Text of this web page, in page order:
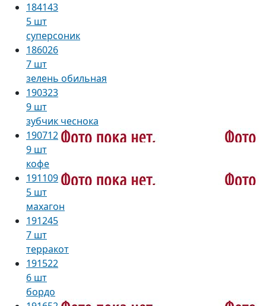
184143
5 шт
суперсоник
186026
7 шт
зелень обильная
190323
9 шт
зубчик чеснока
190712
9 шт
кофе
191109
5 шт
махагон
191245
7 шт
терракот
191522
6 шт
бордо